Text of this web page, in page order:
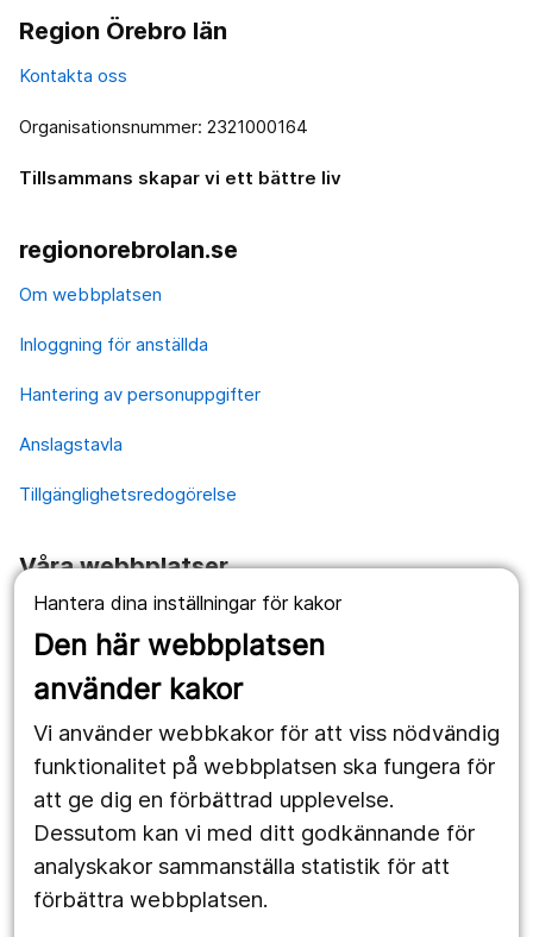
Hantera dina inställningar för kakor
Den här webbplatsen
använder kakor
Vi använder webbkakor för att viss nödvändig
funktionalitet på webbplatsen ska fungera för
att ge dig en förbättrad upplevelse.
Dessutom kan vi med ditt godkännande för
analyskakor sammanställa statistik för att
förbättra webbplatsen.
Region Örebro län
Kontakta oss
Organisationsnummer: 2321000164
Tillsammans skapar vi ett bättre liv
regionorebrolan.se
Om webbplatsen
Inloggning för anställda
Hantering av personuppgifter
Anslagstavla
Tillgänglighetsredogörelse
Våra webbplatser
1177.se
Länstrafiken
Utveckling
Följ oss
Facebook